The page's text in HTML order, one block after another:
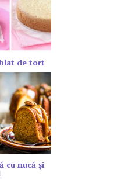
de tort
cu nucă și